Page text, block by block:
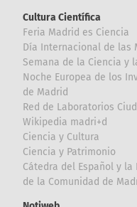
Cultura Científica
Feria Madrid es Ciencia
Día Internacional de las
Semana de la Ciencia y
Noche Europea de los
de Madrid
Red de Laboratorios
Wikipedia madri+d
Ciencia y Cultura
Ciencia y Patrimonio
Cátedra del Español y
de la Comunidad de